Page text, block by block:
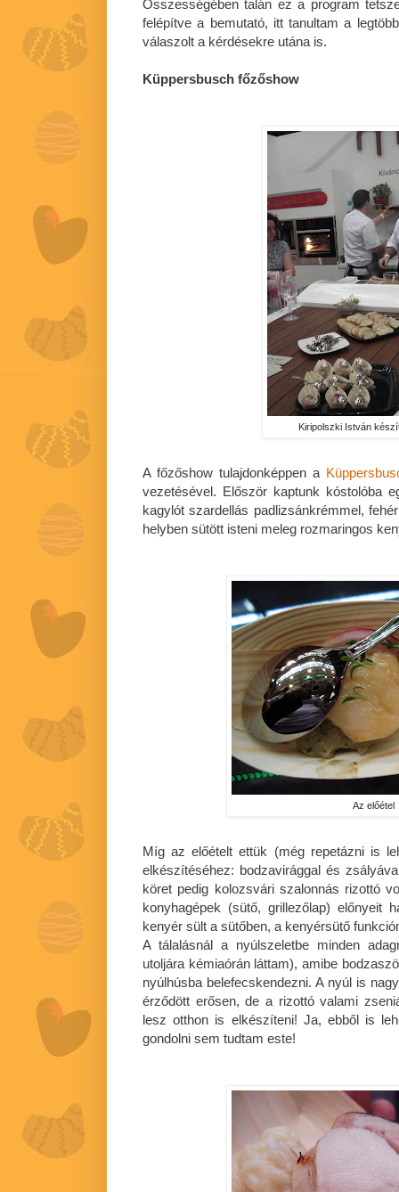
Összességében talán ez a program
felépítve a bemutató, itt tanultam a
válaszolt a kérdésekre utána is.
Küppersbusch főzőshow
Kiripolszki István
A főzőshow tulajdonképpen a
vezetésével. Először kaptunk kóstolóba
kagylót szardellás padlizsánkrémmel,
helyben sütött isteni meleg rozmaringos
Az előétel
Míg az előételt ettük (még repetázni is
elkészítéséhez: bodzavirággal és
köret pedig kolozsvári szalonnás rizottó
konyhagépek (sütő, grillezőlap) előnyeit
kenyér sült a sütőben, a kenyérsütő
A tálalásnál a nyúlszeletbe minden
utoljára kémiaórán láttam), amibe
nyúlhúsba belefecskendezni. A nyúl is
érződött erősen, de a rizottó valami
lesz otthon is elkészíteni! Ja, ebből is
gondolni sem tudtam este!